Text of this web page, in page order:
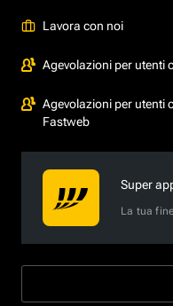
Lavora con noi
Agevolazioni per utenti
Agevolazioni per utenti
Fastweb
Super
La tua